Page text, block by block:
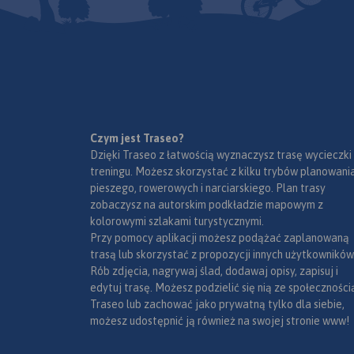
Czym jest Traseo?
Dzięki Traseo z łatwością wyznaczysz trasę wycieczki
treningu. Możesz skorzystać z kilku trybów
pieszego, rowerowych i narciarskiego. Plan trasy
zobaczysz na autorskim podkładzie mapowym z
kolorowymi szlakami turystycznymi.
Przy pomocy aplikacji możesz podążać zaplanowaną
trasą lub skorzystać z propozycji innych użytkowników.
Rób zdjęcia, nagrywaj ślad, dodawaj opisy, zapisuj i
edytuj trasę. Możesz podzielić się nią ze
Traseo lub zachować jako prywatną tylko dla siebie,
możesz udostępnić ją również na swojej stronie www!